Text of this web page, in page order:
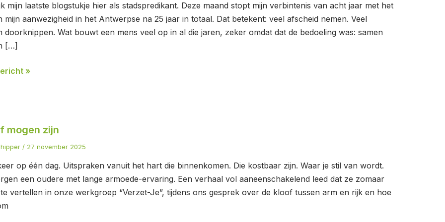
mijn laatste blogstukje hier als stadspredikant. Deze maand stopt mijn verbintenis van acht jaar met het
mijn aanwezigheid in het Antwerpse na 25 jaar in totaal. Dat betekent: veel afscheid nemen. Veel
doorknippen. Wat bouwt een mens veel op in al die jaren, zeker omdat dat de bedoeling was: samen
[…]
»
mogen zijn
/ 27 november 2025
op één dag. Uitspraken vanuit het hart die binnenkomen. Die kostbaar zijn. Waar je stil van wordt.
een oudere met lange armoede-ervaring. Een verhaal vol aaneenschakelend leed dat ze zomaar
vertellen in onze werkgroep “Verzet-Je”, tijdens ons gesprek over de kloof tussen arm en rijk en hoe